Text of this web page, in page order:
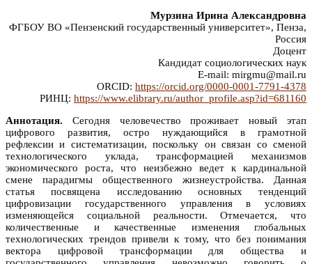
Мурзина Ирина Александровна
ФГБОУ ВО «Пензенский государственный университет», Пенза,
Россия
Доцент
Кандидат социологических наук
E-mail: mirgmu@mail.ru
ORCID: https://orcid.org/0000-0001-7791-4378
РИНЦ: https://www.elibrary.ru/author_profile.asp?id=681160
Аннотация. Сегодня человечество проживает новый этап
цифрового развития, остро нуждающийся в грамотной
рефлексии и систематизации, поскольку он связан со сменой
технологического уклада, трансформацией механизмов
экономического роста, что неизбежно ведет к кардинальной
смене парадигмы общественного жизнеустройства. Данная
статья посвящена исследованию основных тенденций
цифровизации государственного управления в условиях
изменяющейся социальной реальности. Отмечается, что
количественные и качественные изменения глобальных
технологических трендов привели к тому, что без понимания
вектора цифровой трансформации для общества и